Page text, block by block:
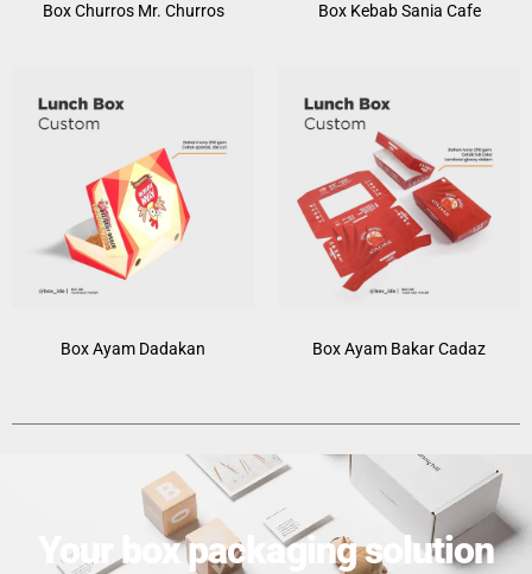
Box Churros Mr. Churros Box Kebab Sania Cafe
Box Ayam Dadakan Box Ayam Bakar Cadaz
Your box packaging solution